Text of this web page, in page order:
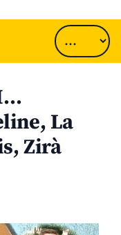
La
Zirà